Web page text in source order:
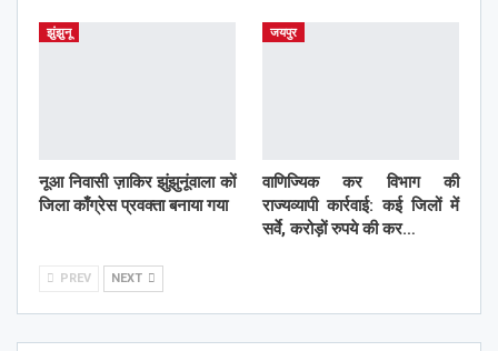
झुंझुनू
नूआ निवासी ज़ाकिर झुंझुनूंवाला कों
जिला काँग्रेस प्रवक्ता बनाया गया
जयपुर
वाणिज्यिक कर विभाग की
राज्यव्यापी कार्रवाई: कई जिलों में
सर्वे, करोड़ों रुपये की कर…
PREV NEXT